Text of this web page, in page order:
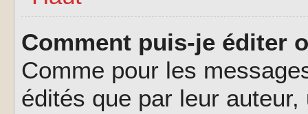
Comment puis-je éditer
Comme pour les
édités que par leur